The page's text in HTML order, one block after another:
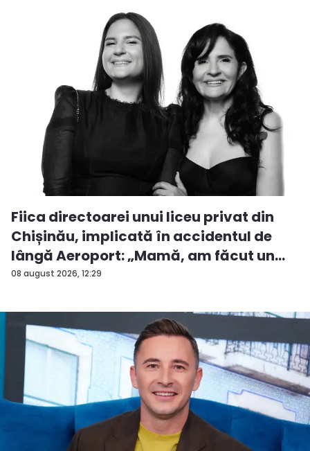
08 august 2026, 12:29
Fiica directoarei unui liceu privat din
Chișinău, implicată în accidentul de
lângă Aeroport: „Mamă, am făcut un
ac...